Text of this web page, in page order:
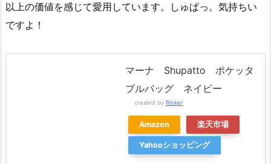
以上の価値を感じて愛用しています。しゅぱっ。気持ちい
ですよ！
マーナ Shupatto ポケッタ
ブルバッグ ネイビー
created by Rinker
Amazon 楽天市場
Yahooショッピング